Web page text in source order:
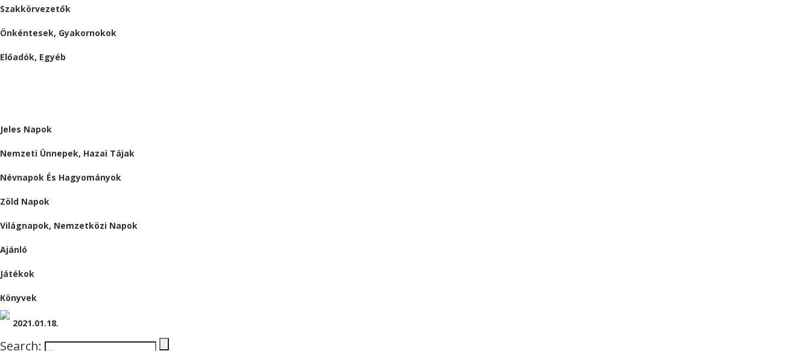
Szakkörvezetők
Önkéntesek, Gyakornokok
Előadók, Egyéb
Jeles Napok
Nemzeti Ünnepek, Hazai Tájak
Névnapok És Hagyományok
Zöld Napok
Világnapok, Nemzetközi Napok
Ajánló
Játékok
Könyvek
2021.01.18.
Search: